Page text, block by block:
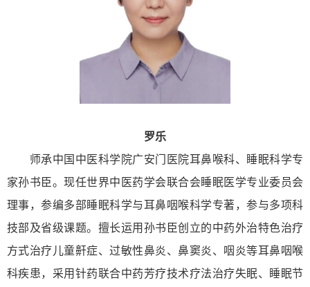
罗乐
师承中国中医科学院广安门医院耳鼻喉科、睡眠科学专
家孙书臣。现任世界中医药学会联合会睡眠医学专业委员会
理事，参编多部睡眠科学与耳鼻咽喉科学专著，参与多项科
技部及省级课题。擅长运用孙书臣创立的中药外治特色治疗
方式治疗儿童鼾症、过敏性鼻炎、鼻窦炎、咽炎等耳鼻咽喉
科疾患，采用针药联合中药芳疗技术疗法治疗失眠、睡眠节